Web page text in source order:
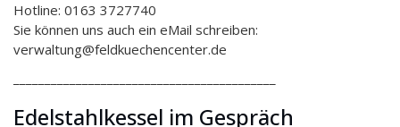
Hotline: 0163 3727740
Sie können uns auch ein eMail schreiben:
verwaltung@feldkuechencenter.de
Edelstahlkessel im Gespräch